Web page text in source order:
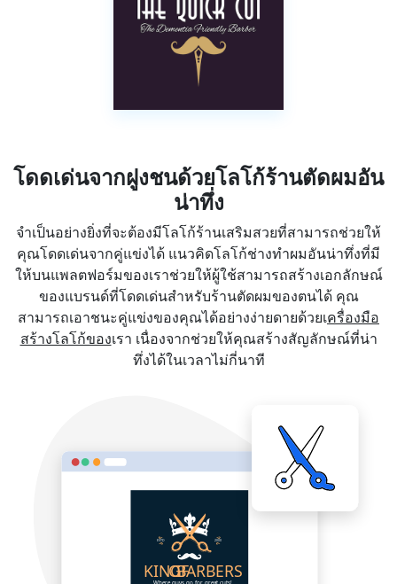
โดดเด่นจากฝูงชนด้วยโลโก้ร้านตัดผมอัน
น่าทึ่ง
จำเป็นอย่างยิ่งที่จะต้องมีโลโก้ร้านเสริมสวยที่สามารถช่วยให้
คุณโดดเด่นจากคู่แข่งได้ แนวคิดโลโก้ช่างทำผมอันน่าทึ่งที่มี
ให้บนแพลตฟอร์มของเราช่วยให้ผู้ใช้สามารถสร้างเอกลักษณ์
ของแบรนด์ที่โดดเด่นสำหรับร้านตัดผมของตนได้ คุณ
สามารถเอาชนะคู่แข่งของคุณได้อย่างง่ายดายด้วยเครื่องมือ
สร้างโลโก้ของเรา เนื่องจากช่วยให้คุณสร้างสัญลักษณ์ที่น่า
ทึ่งได้ในเวลาไม่กี่นาที